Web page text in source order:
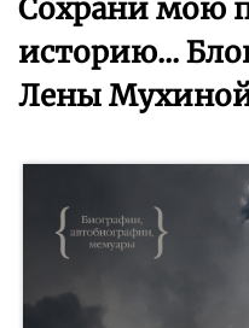
Сохрани мою
историю...
Лены